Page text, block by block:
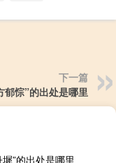
下一篇
郁悰”的出处是哪里
墀”的出处是哪里